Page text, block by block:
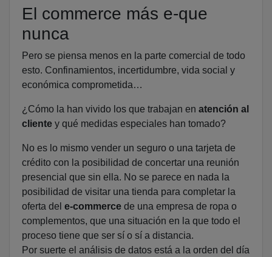
El commerce más e-que
nunca
Pero se piensa menos en la parte comercial de todo
esto. Confinamientos, incertidumbre, vida social y
económica comprometida…
¿Cómo la han vivido los que trabajan en atención al
cliente y qué medidas especiales han tomado?
No es lo mismo vender un seguro o una tarjeta de
crédito con la posibilidad de concertar una reunión
presencial que sin ella. No se parece en nada la
posibilidad de visitar una tienda para completar la
oferta del e-commerce de una empresa de ropa o
complementos, que una situación en la que todo el
proceso tiene que ser sí o sí a distancia.
Por suerte el análisis de datos está a la orden del día